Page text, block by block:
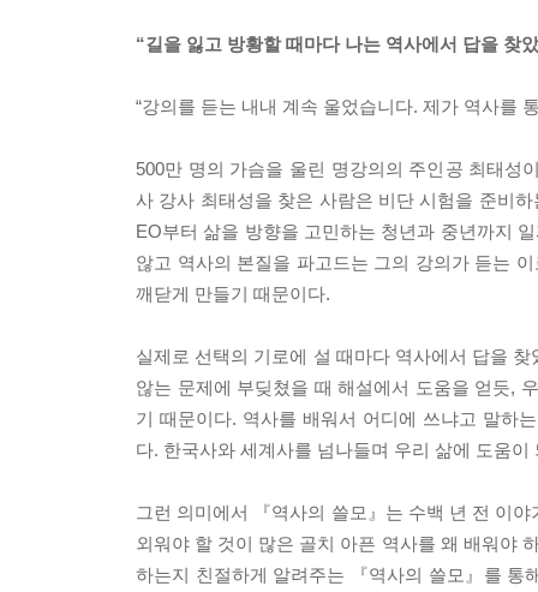
“길을 잃고 방황할 때마다 나는 역사에서 답을 찾
“강의를 듣는 내내 계속 울었습니다. 제가 역사를
500만 명의 가슴을 울린 명강의의 주인공 최태성
사 강사 최태성을 찾은 사람은 비단 시험을 준비
EO부터 삶을 방향을 고민하는 청년과 중년까지
않고 역사의 본질을 파고드는 그의 강의가 듣는
깨닫게 만들기 때문이다.
실제로 선택의 기로에 설 때마다 역사에서 답을
않는 문제에 부딪쳤을 때 해설에서 도움을 얻듯,
기 때문이다. 역사를 배워서 어디에 쓰냐고 말하
다. 한국사와 세계사를 넘나들며 우리 삶에 도움
그런 의미에서 『역사의 쓸모』는 수백 년 전 이
외워야 할 것이 많은 골치 아픈 역사를 왜 배워야
하는지 친절하게 알려주는 『역사의 쓸모』를 통